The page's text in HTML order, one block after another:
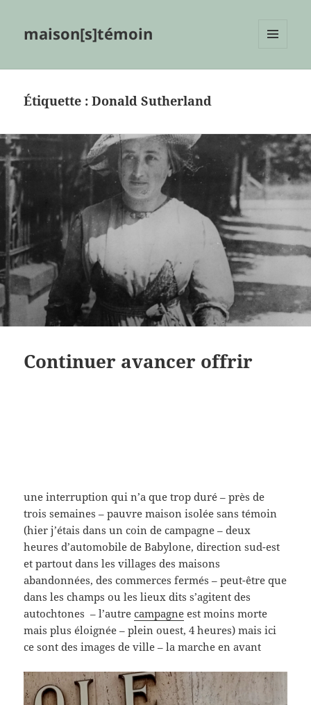
maison[s]témoin
Étiquette :Donald Sutherland
Continuer avancer offrir
une interruption qui n’a que trop duré – près de
trois semaines – pauvre maison isolée sans témoin
(hier j’étais dans un coin de campagne – deux
heures d’automobile de Babylone, direction sud-est
et partout dans les villages des maisons
abandonnées, des commerces fermés – peut-être que
dans les champs ou les lieux dits s’agitent des
autochtones – l’autrecampagne est moins morte
mais plus éloignée – plein ouest, 4 heures) mais ici
ce sont des images de ville – la marche en avant